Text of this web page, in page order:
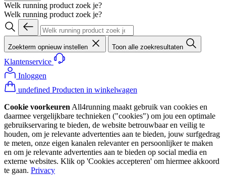
Welk running product zoek je?
Welk running product zoek je?
Zoekterm opnieuw instellen Toon alle zoekresultaten
Klantenservice
Inloggen
undefined Producten in winkelwagen
Cookie voorkeuren All4running maakt gebruik van cookies en
daarmee vergelijkbare technieken ("cookies") om jou een optimale
gebruikservaring te bieden, de website betrouwbaar en veilig te
houden, om je relevante advertenties aan te bieden, jouw surfgedrag
te meten, onze eigen kanalen relevanter en persoonlijker te maken
en om je relevante advertenties aan te bieden op social media en
externe websites. Klik op 'Cookies accepteren' om hiermee akkoord
te gaan. Privacy